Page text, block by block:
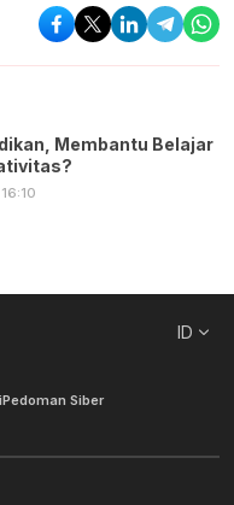
Membantu Belajar
ID
Pedoman Siber